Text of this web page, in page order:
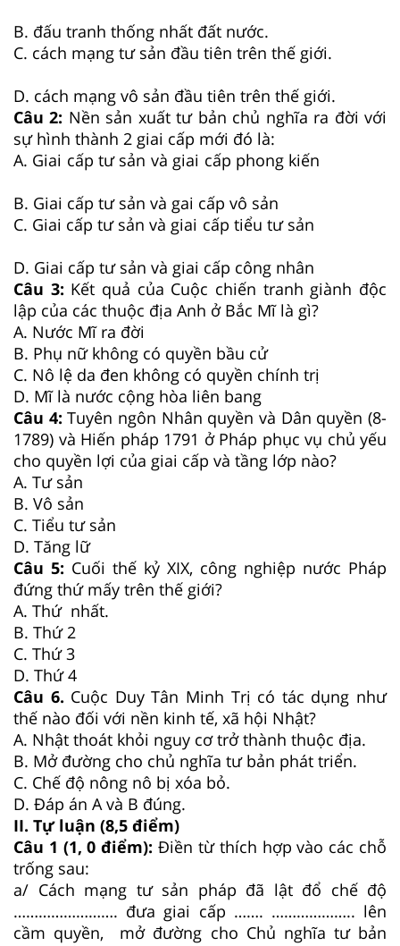
B. đấu tranh thống nhất đất nước.
C. cách mạng tư sản đầu tiên trên thế giới.
D. cách mạng vô sản đầu tiên trên thế giới.
Câu 2: Nền sản xuất tư bản chủ nghĩa ra đời với
sự hình thành 2 giai cấp mới đó là:
A. Giai cấp tư sản và giai cấp phong kiến
B. Giai cấp tư sản và gai cấp vô sản
C. Giai cấp tư sản và giai cấp tiểu tư sản
D. Giai cấp tư sản và giai cấp công nhân
Câu 3: Kết quả của Cuộc chiến tranh giành độc
lập của các thuộc địa Anh ở Bắc Mĩ là gì?
A. Nước Mĩ ra đời
B. Phụ nữ không có quyền bầu cử
C. Nô lệ da đen không có quyền chính trị
D. Mĩ là nước cộng hòa liên bang
Câu 4: Tuyên ngôn Nhân quyền và Dân quyền (8-
1789) và Hiến pháp 1791 ở Pháp phục vụ chủ yếu
cho quyền lợi của giai cấp và tầng lớp nào?
A. Tư sản
B. Vô sản
C. Tiểu tư sản
D. Tăng lữ
Câu 5: Cuối thế kỷ XIX, công nghiệp nước Pháp
đứng thứ mấy trên thế giới?
A. Thứ nhất.
B. Thứ 2
C. Thứ 3
D. Thứ 4
Câu 6. Cuộc Duy Tân Minh Trị có tác dụng như
thế nào đối với nền kinh tế, xã hội Nhật?
A. Nhật thoát khỏi nguy cơ trở thành thuộc địa.
B. Mở đường cho chủ nghĩa tư bản phát triển.
C. Chế độ nông nô bị xóa bỏ.
D. Đáp án A và B đúng.
II. Tự luận (8,5 điểm)
Câu 1 (1, 0 điểm):Điền từ thích hợp vào các chỗ
trống sau:
a/ Cách mạng tư sản pháp đã lật đổ chế độ
……………………. đưa giai cấp ……. ……………….. lên
cầm quyền, mở đường cho Chủ nghĩa tư bản